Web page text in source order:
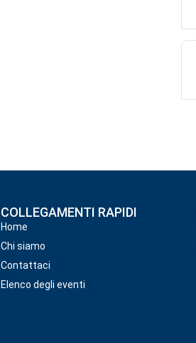
COLLEGAMENTI RAPIDI
Home
Chi siamo
Contattaci
Elenco degli eventi